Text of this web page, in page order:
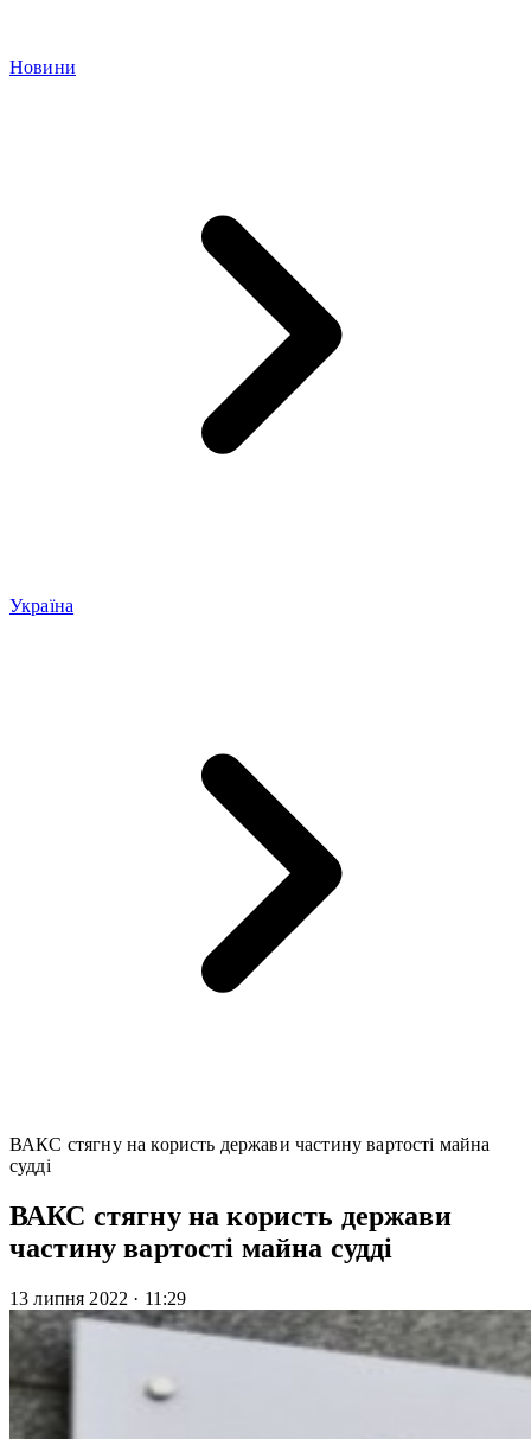
Новини
Україна
ВАКС стягну на користь держави частину вартості майна
судді
ВАКС стягну на користь держави
частину вартості майна судді
13 липня 2022 · 11:29